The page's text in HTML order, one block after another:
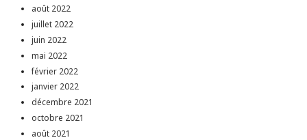
août 2022
juillet 2022
juin 2022
mai 2022
février 2022
janvier 2022
décembre 2021
octobre 2021
août 2021